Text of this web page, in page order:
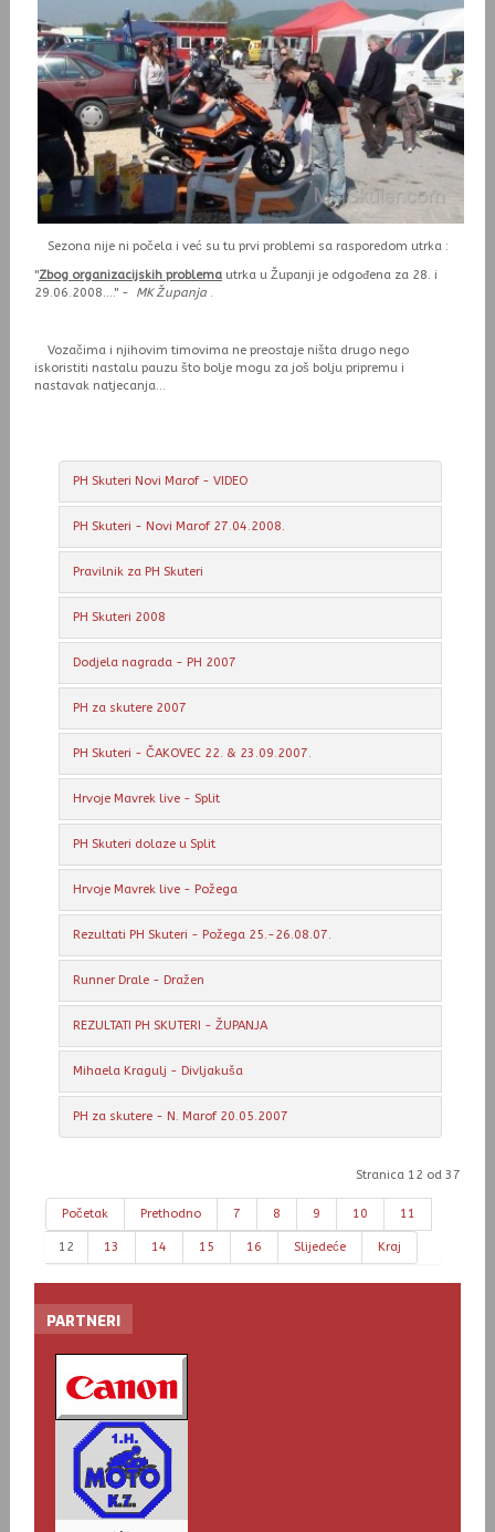
Sezona nije ni počela i već su tu prvi problemi sa rasporedom utrka :
"Zbog organizacijskih problemautrka u Županji je odgođena za 28. i
29.06.2008...." - MK Županja.
Vozačima i njihovim timovima ne preostaje ništa drugo nego
iskoristiti nastalu pauzu što bolje mogu za još bolju pripremu i
nastavak natjecanja...
PH Skuteri Novi Marof - VIDEO
PH Skuteri - Novi Marof 27.04.2008.
Pravilnik za PH Skuteri
PH Skuteri 2008
Dodjela nagrada - PH 2007
PH za skutere 2007
PH Skuteri - ČAKOVEC 22. & 23.09.2007.
Hrvoje Mavrek live - Split
PH Skuteri dolaze u Split
Hrvoje Mavrek live - Požega
Rezultati PH Skuteri - Požega 25.-26.08.07.
Runner Drale - Dražen
REZULTATI PH SKUTERI - ŽUPANJA
Mihaela Kragulj - Divljakuša
PH za skutere - N. Marof 20.05.2007
Stranica 12 od 37
Početak Prethodno 7 8 9 10 11
12 13 14 15 16 Slijedeće Kraj
PARTNERI